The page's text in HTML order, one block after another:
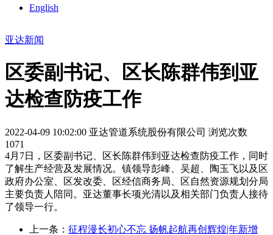
English
亚达新闻
区委副书记、区长陈群伟到亚
达检查防疫工作
2022-04-09 10:02:00 亚达管道系统股份有限公司 浏览次数
1071
4月7日，区委副书记、区长陈群伟到亚达检查防疫工作，同时
了解生产经营及发展情况。镇领导彭峰、吴超、陶玉飞以及区
政府办公室、区发改委、区经信商务局、区自然资源规划分局
主要负责人陪同。亚达董事长项光清以及相关部门负责人接待
了领导一行。
上一条： 征程漫长初心不忘 扬帆起航再创辉煌|年新增